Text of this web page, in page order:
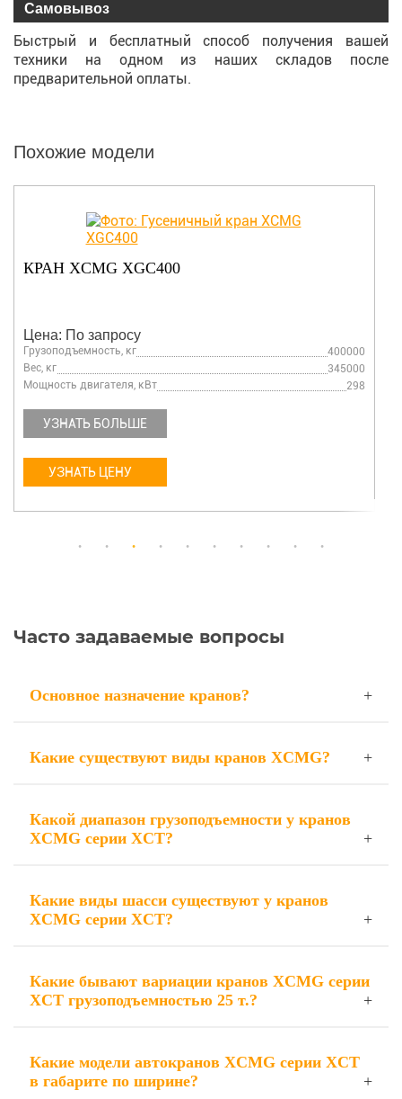
Самовывоз
Быстрый и бесплатный способ получения вашей
техники на одном из наших складов после
предварительной оплаты.
Похожие модели
КРАН XCMG XLC130
Цена: По запросу
Грузоподъемность, кг
130000
Вес, кг
121000
Мощность двигателя, кВт
241
УЗНАТЬ БОЛЬШЕ
УЗНАТЬ ЦЕНУ
Часто задаваемые вопросы
Основное назначение кранов?
Какие существуют виды кранов XCMG?
Какой диапазон грузоподъемности у кранов
XCMG серии XCT?
Какие виды шасси существуют у кранов
XCMG серии XCT?
Какие бывают вариации кранов XCMG серии
XCT грузоподъемностью 25 т.?
Какие модели автокранов XCMG серии XCT
в габарите по ширине?